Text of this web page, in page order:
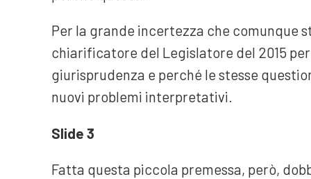
Per la grande incertezza che comunque
chiarificatore del Legislatore del 2015
giurisprudenza e perché le stesse
nuovi problemi interpretativi.
Slide 3
Fatta questa piccola premessa, però,